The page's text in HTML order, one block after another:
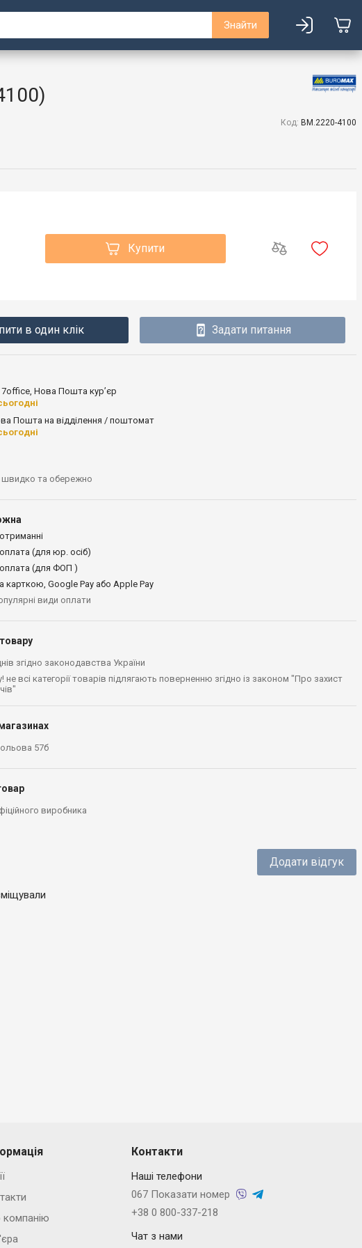
Знайти
Код: BM.2220-4100
Купити
в один клік Задати питання
Нова Пошта кур’єр
Пошта на відділення / поштомат
та обережно
(для юр. осіб)
(для ФОП )
карткою, Google Pay або Apple Pay
види оплати
згідно законодавства України
не всі категорії товарів підлягають поверненню згідно із законом "Про захист
57б
виробника
Додати відгук
Контакти
Наші телефони
067 Показати номер
+38 0 800-337-218
Чат з нами